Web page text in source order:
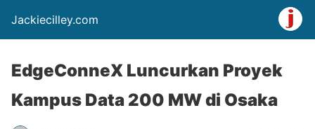
Jackiecilley.com
EdgeConneX Luncurkan Proyek
Kampus Data 200 MW di Osaka